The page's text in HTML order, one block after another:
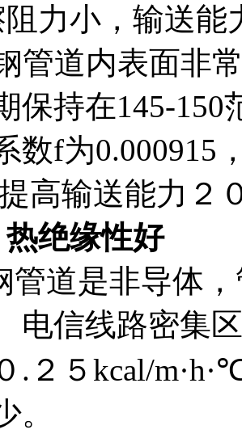
力小，输送能
管道内表面非
保持在145-
数f为0.000915
高输送能力２
绝缘性好
管道是非导体
电信线路密集
.２５kcal/
。